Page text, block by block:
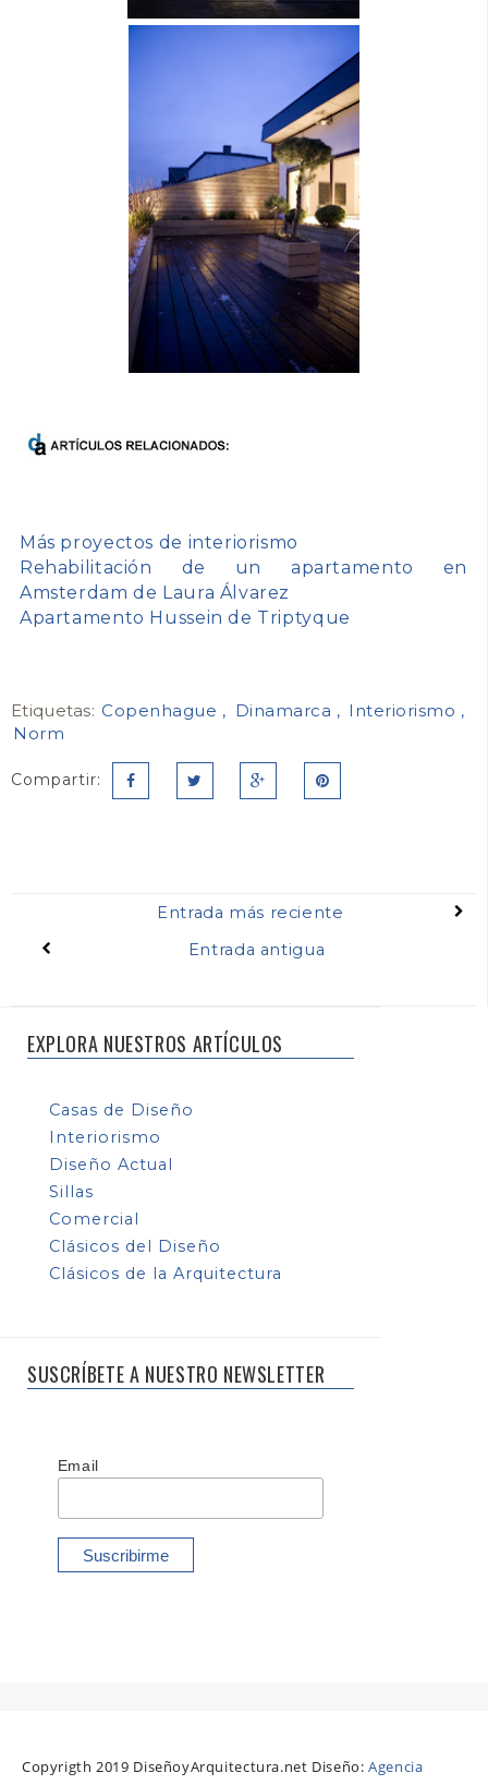
Más proyectos de interiorismo
Rehabilitación de un apartamento en
Amsterdam de Laura Álvarez
Apartamento Hussein de Triptyque
Etiquetas: Copenhague Dinamarca
Interiorismo
Norm
Compartir:
Entrada más reciente
Entrada antigua
EXPLORA NUESTROS ARTÍCULOS
Casas de Diseño
Interiorismo
Diseño Actual
Sillas
Comercial
Clásicos del Diseño
Clásicos de la Arquitectura
SUSCRÍBETE A NUESTRO NEWSLETTER
Email
Copyrigth 2019 DiseñoyArquitectura.net Diseño:Agencia